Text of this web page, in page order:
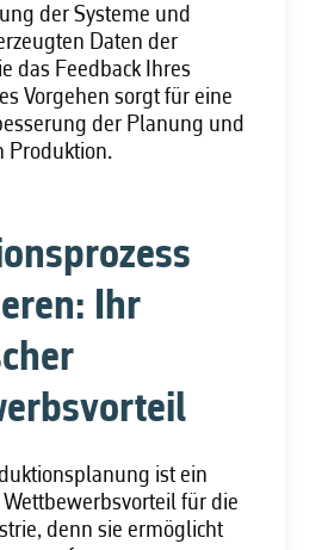
der Systeme und
Daten der
das Feedback Ihres
Vorgehen sorgt für eine
der Planung und
Produktion.
Ihr
ist ein
für die
denn sie ermöglicht